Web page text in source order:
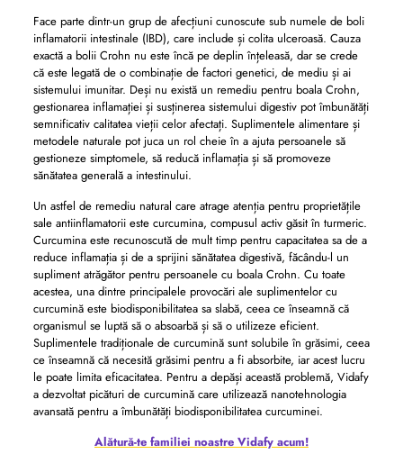
Face parte dintr-un grup de afecțiuni cunoscute sub numele de boli
inflamatorii intestinale (IBD), care include și colita ulceroasă. Cauza
exactă a bolii Crohn nu este încă pe deplin înțeleasă, dar se crede
că este legată de o combinație de factori genetici, de mediu și ai
sistemului imunitar. Deși nu există un remediu pentru boala Crohn,
gestionarea inflamației și susținerea sistemului digestiv pot îmbunătăți
semnificativ calitatea vieții celor afectați. Suplimentele alimentare și
metodele naturale pot juca un rol cheie în a ajuta persoanele să
gestioneze simptomele, să reducă inflamația și să promoveze
sănătatea generală a intestinului.
Un astfel de remediu natural care atrage atenția pentru proprietățile
sale antiinflamatorii este curcumina, compusul activ găsit în turmeric.
Curcumina este recunoscută de mult timp pentru capacitatea sa de a
reduce inflamația și de a sprijini sănătatea digestivă, făcându-l un
supliment atrăgător pentru persoanele cu boala Crohn. Cu toate
acestea, una dintre principalele provocări ale suplimentelor cu
curcumină este biodisponibilitatea sa slabă, ceea ce înseamnă că
organismul se luptă să o absoarbă și să o utilizeze eficient.
Suplimentele tradiționale de curcumină sunt solubile în grăsimi, ceea
ce înseamnă că necesită grăsimi pentru a fi absorbite, iar acest lucru
le poate limita eficacitatea. Pentru a depăși această problemă, Vidafy
a dezvoltat picături de curcumină care utilizează nanotehnologia
avansată pentru a îmbunătăți biodisponibilitatea curcuminei.
Alătură-te familiei noastre Vidafy acum!